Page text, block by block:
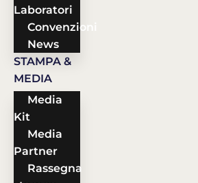
Laboratori
Convenzioni
News
STAMPA &
MEDIA
Media
Kit
Media
Partner
Rassegna